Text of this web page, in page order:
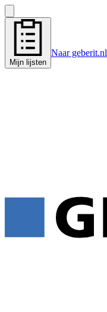
Mijn lijsten
Naar geberit.nl